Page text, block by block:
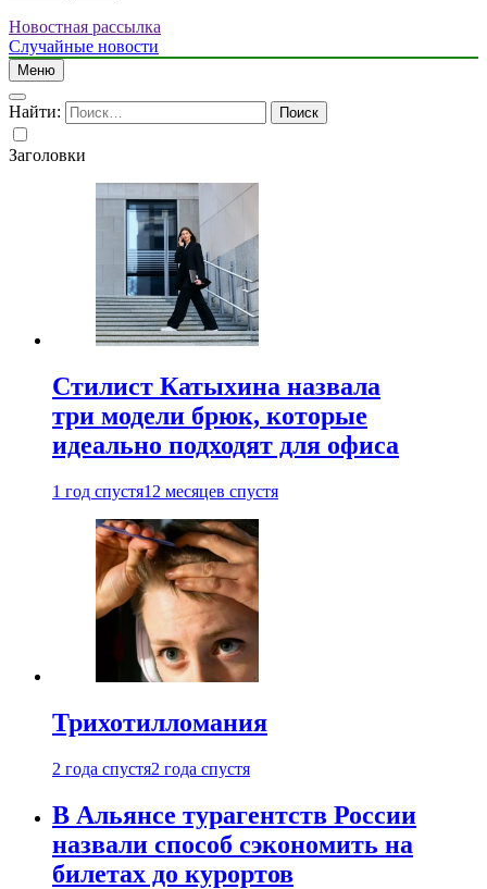
Новостная рассылка
Случайные новости
Меню
Найти:
Заголовки
Стилист Катыхина назвала
три модели брюк, которые
идеально подходят для офиса
1 год спустя12 месяцев спустя
Трихотилломания
2 года спустя2 года спустя
В Альянсе турагентств России
назвали способ сэкономить на
билетах до курортов